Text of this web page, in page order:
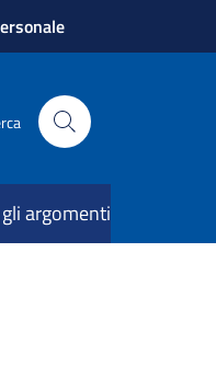
argomenti